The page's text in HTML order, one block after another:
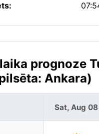
prognoze
Ankara)
Sat, Aug 08